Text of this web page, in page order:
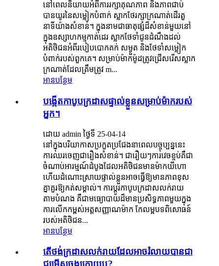
នៅពេលនិយាយអំពីការរក្សាគុណភាព និងភាពជាប់
បានយូរនៃសម្លៀកបំពាក់ ស្លាកថែរក្សាក្រណាត់ដើរតួ
នាទីយ៉ាងសំខាន់។ ក្នុងនាមជាធាតុផ្សំដ៏សំខាន់មួយនៅ
ក្នុងឧស្សាហកម្មកាត់ដេរ ស្លាកថែទាំជូនដំណឹងដល់
អតិថិជនអំពីរបៀបបោកគក់ សម្ងួត និងថែទាំសម្លៀក
បំពាក់របស់ពួកគេ។ សម្រាប់​ម៉ាក​ម៉ូដ​ត្រូវ​ជ្រើសរើស​ស្លាក​
ក្រណាត់​ដែល​ត្រឹមត្រូវ m...
អានបន្ថែម
បង្កើតកាបូបក្រដាសផ្ទាល់ខ្លួនសម្រាប់ម៉ាករបស់
អ្នក។
ដោយ admin ថ្ងៃទី 25-04-14
នៅក្នុងបរិយាកាសប្រកួតប្រជែងនាពេលបច្ចុប្បន្ននេះ
ការឈរចេញជារឿងសំខាន់។ ជារឿយៗការវេចខ្ចប់គឺជា
ចំណាប់អារម្មណ៍ដំបូងដែលអតិថិជនមានម៉ាកយីហោ
ហើយដំណោះស្រាយផ្ទាល់ខ្លួនអាចធ្វើឱ្យមានភាពខុស
គ្នាគួរឱ្យកត់សម្គាល់។ ការប្ដូរកាបូបក្រដាសលក់រាយ
តាមបំណង គឺជាមធ្យោបាយដ៏មានប្រសិទ្ធភាពមួយក្នុង
ការលើកកម្ពស់អត្តសញ្ញាណម៉ាក កែលម្អបទពិសោធន៍
របស់អតិថិជន...
អានបន្ថែម
តើ​ថង់​ក្រដាស​លក់រាយ​ដែល​អាច​រំលាយ​បាន​ជា​
ជម្រើស​ចុងក្រោយ​ឬ?